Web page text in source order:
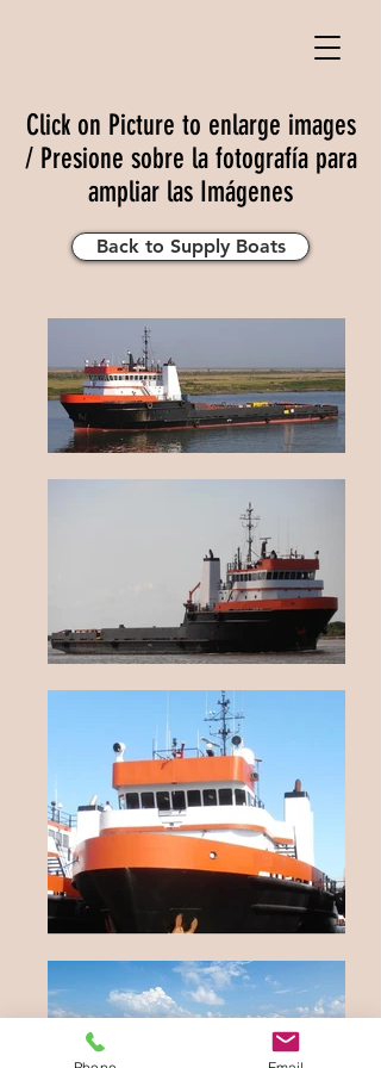
Click on Picture to enlarge images
/ Presione sobre la fotografía para
ampliar las Imágenes
Back to Supply Boats